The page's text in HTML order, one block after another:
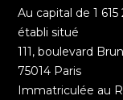
Au capital de 1
établi situé
111, boulevard
75014 Paris
Immatriculée au